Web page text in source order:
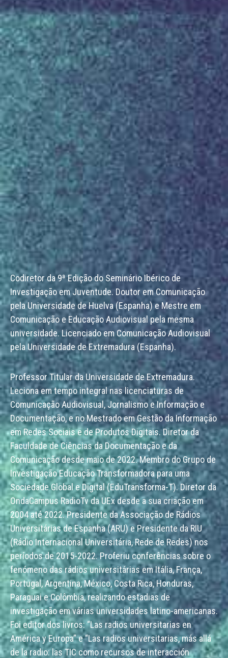
Codiretor da 9ª Edição do Seminário Ibérico de
Investigação em Juventude. Doutor em Comunicação
pela Universidade de Huelva (Espanha) e Mestre em
Comunicação e Educação Audiovisual pela mesma
universidade. Licenciado em Comunicação Audiovisual
pela Universidade de Extremadura (Espanha).
Professor Titular da Universidade de Extremadura.
Leciona em tempo integral nas licenciaturas de
Comunicação Audiovisual, Jornalismo e Informação e
Documentação, e no Mestrado em Gestão da Informação
em Redes Sociais e de Produtos Digitais. Diretor da
Faculdade de Ciências da Documentação e da
Comunicação desde maio de 2022. Membro do Grupo de
Investigação Educação Transformadora para uma
Sociedade Global e Digital (EduTransforma-T). Diretor da
OndaCampus RadioTv da UEx desde a sua criação em
2004 até 2022. Presidente da Associação de Rádios
Universitárias de Espanha (ARU) e Presidente da RIU
(Rádio Internacional Universitária, Rede de Redes) nos
períodos de 2015-2022. Proferiu conferências sobre o
fenómeno das rádios universitárias em Itália, França,
Portugal, Argentina, México, Costa Rica, Honduras,
Paraguai e Colômbia, realizando estadias de
investigação em várias universidades latino-americanas.
Foi editor dos livros: “Las radios universitarias en
América y Europa” e “Las radios universitarias, más allá
de la radio: las TIC como recursos de interacción